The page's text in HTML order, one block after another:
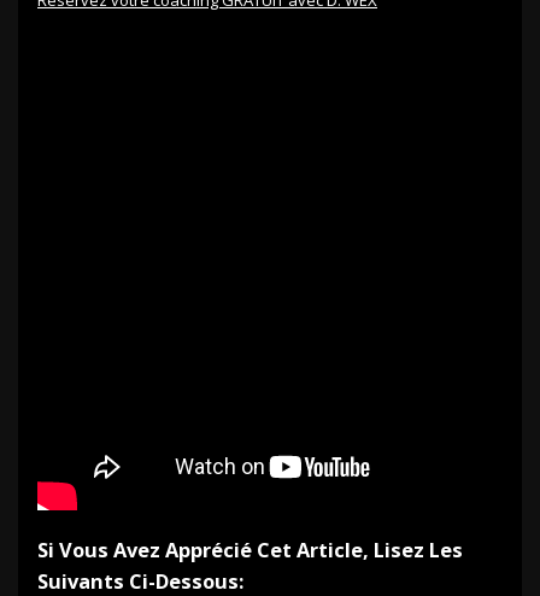
Si Vous Avez Apprécié Cet Article, Lisez Les
Suivants Ci-Dessous: